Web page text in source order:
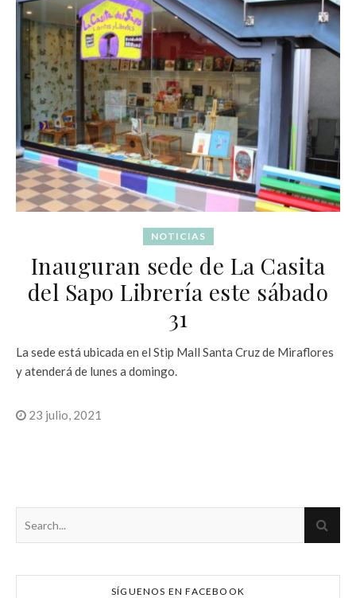
NOTICIAS
Inauguran sede de La Casita
del Sapo Librería este sábado
31
La sede está ubicada en el Stip Mall Santa Cruz de Miraflores
y atenderá de lunes a domingo.
23 julio, 2021
SÍGUENOS EN FACEBOOK